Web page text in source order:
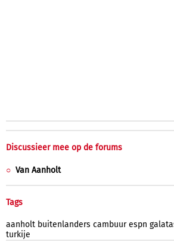
Discussieer mee op de forums
Van Aanholt
Tags
aanholt buitenlanders cambuur espn
turkije